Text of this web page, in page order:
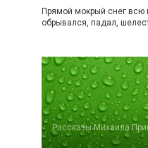
Прямой мокрый снег всю
обрывался, падал,
Рассказы Михаила